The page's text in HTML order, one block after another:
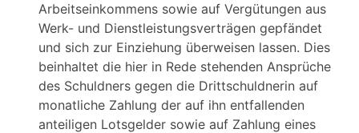
Arbeitseinkommens sowie auf Vergütungen aus
Werk- und Dienstleistungsverträgen gepfändet
und sich zur Einziehung überweisen lassen. Dies
beinhaltet die hier in Rede stehenden Ansprüche
des Schuldners gegen die Drittschuldnerin auf
monatliche Zahlung der auf ihn entfallenden
anteiligen Lotsgelder sowie auf Zahlung eines